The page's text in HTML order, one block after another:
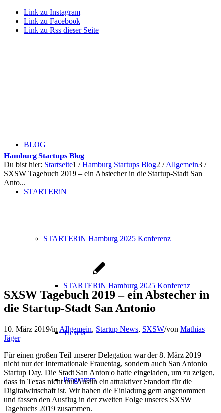
Link zu Instagram
Link zu Facebook
Link zu Rss dieser Seite
BLOG
STARTERiN
STARTERiN Hamburg 2025 Konferenz
STARTERiN Hamburg 2025 Konferenz
Tickets
Programm
Hamburg Startups Blog
Du bist hier: Startseite1 / Hamburg Startups Blog2 / Allgemein3 /
SXSW Tagebuch 2019 – ein Abstecher in die Startup-Stadt San
Anto...
SXSW Tagebuch 2019 – ein Abstecher in
die Startup-Stadt San Antonio
10. März 2019/in Allgemein, Startup News, SXSW/von Mathias
Jäger
Für einen großen Teil unserer Delegation war der 8. März 2019
nicht nur der Internationale Frauentag, sondern auch San Antonio
Startup Day. Die Stadt San Antonio hatte eingeladen, um zu zeigen,
dass in Texas nicht nur Austin ein attraktiver Standort für die
Digitalwirtschaft ist. Wir haben die Einladung gern angenommen
und fassen den Ausflug in der zweiten Folge unseres SXSW
Tagebuchs 2019 zusammen.